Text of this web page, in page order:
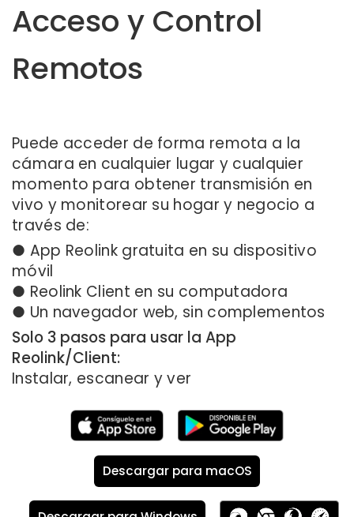
Acceso y Control
Remotos
Puede acceder de forma remota a la
cámara en cualquier lugar y cualquier
momento para obtener transmisión en
vivo y monitorear su hogar y negocio a
través de:
● App Reolink gratuita en su dispositivo
móvil
● Reolink Client en su computadora
● Un navegador web, sin complementos
Solo 3 pasos para usar la App
Reolink/Client:
Instalar, escanear y ver
Descargar para macOS